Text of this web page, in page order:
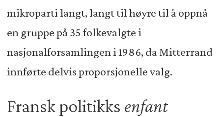
mikroparti langt, langt til høyre til å oppnå
en gruppe på 35 folkevalgte i
nasjonalforsamlingen i 1986, da Mitterrand
innførte delvis proporsjonelle valg.
Fransk politikks enfant